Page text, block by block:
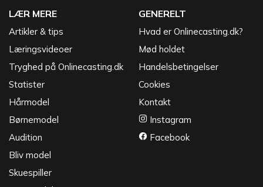
LÆR MERE
Artikler & tips
Læringsvideoer
Tryghed på Onlinecasting.dk
Statister
Hårmodel
Børnemodel
Audition
Bliv model
Skuespiller
GENERELT
Hvad er Onlinecasting.dk?
Mød holdet
Handelsbetingelser
Cookies
Kontakt
Instagram
Facebook